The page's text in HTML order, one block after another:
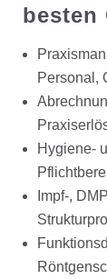
besten
Personal,
Hygiene-
Impf-,